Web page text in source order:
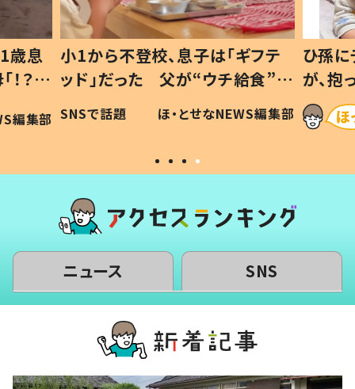
歳息
？」
編集部
小1から不登校、息子は「ギフテ
ッド」だった 父が“ウチ給食”を
作り続ける理由とは #令和の親
#令和の子
SNSで話題 ほ・とせなNEWS編集部
ひ孫
が、
「涙が
い」
ニュース SNS